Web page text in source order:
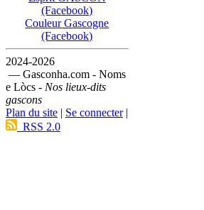
(Facebook)
Couleur Gascogne
(Facebook)
2024-2026
— Gasconha.com - Noms
e Lòcs - Nos lieux-dits
gascons
Plan du site | Se connecter|
RSS 2.0